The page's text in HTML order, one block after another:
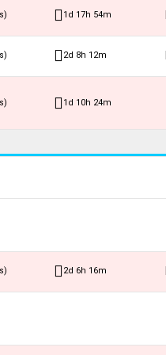
1d 17h 54m
2d 8h 12m
1d 10h 24m
2d 6h 16m